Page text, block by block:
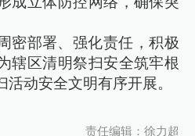
密部署、强化责任，积极
辖区清明祭扫安全筑牢根
动安全文明有序开展。
责任编辑：徐力超